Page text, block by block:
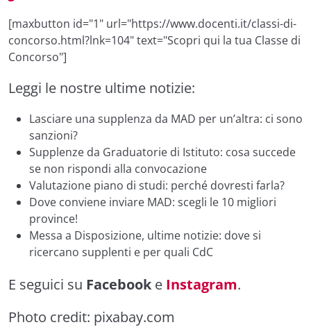
[maxbutton id="1" url="https://www.docenti.it/classi-di-
concorso.html?lnk=104" text="Scopri qui la tua Classe di
Concorso"]
Leggi le nostre ultime notizie:
Lasciare una supplenza da MAD per un’altra: ci sono
sanzioni?
Supplenze da Graduatorie di Istituto: cosa succede
se non rispondi alla convocazione
Valutazione piano di studi: perché dovresti farla?
Dove conviene inviare MAD: scegli le 10 migliori
province!
Messa a Disposizione, ultime notizie: dove si
ricercano supplenti e per quali CdC
E seguici su Facebook e Instagram.
Photo credit: pixabay.com